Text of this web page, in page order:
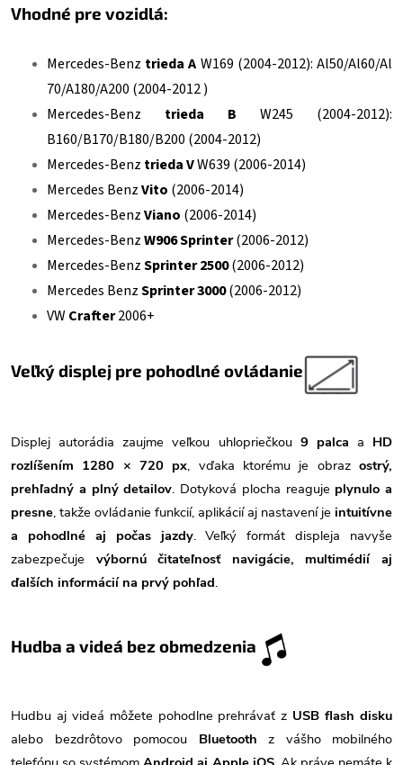
Vhodné pre vozidlá:
Mercedes-Benz trieda A W169 (2004-2012): Al50/Al60/Al
70/A180/A200 (2004-2012 )
Mercedes-Benz trieda B W245 (2004-2012):
B160/B170/B180/B200 (2004-2012)
Mercedes-Benz trieda VW639 (2006-2014)
Mercedes BenzVito (2006-2014)
Mercedes-BenzViano (2006-2014)
Mercedes-BenzW906 Sprinter(2006-2012)
Mercedes-BenzSprinter 2500(2006-2012)
Mercedes BenzSprinter 3000(2006-2012)
VWCrafter2006+
Veľký displej pre pohodlné ovládanie
Displej autorádia zaujme veľkou uhlopriečkou 9 palca a HD
rozlíšením 1280 × 720 px, vďaka ktorému je obrazostrý,
prehľadný a plný detailov. Dotyková plocha reaguje plynulo a
presne, takže ovládanie funkcií, aplikácií aj nastavení je intuitívne
a pohodlné aj počas jazdy. Veľký formát displeja navyše
zabezpečuje výbornú čitateľnosť navigácie, multimédií aj
ďalších informácií na prvý pohľad.
Hudba a videá bez obmedzenia
Hudbu aj videá môžete pohodlne prehrávať z USB flash disku
alebo bezdrôtovo pomocou Bluetooth z vášho mobilného